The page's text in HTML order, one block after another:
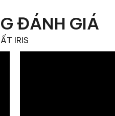
gia chủ yêu thích sự thanh lịch
ĐÁNH GIÁ
IRIS